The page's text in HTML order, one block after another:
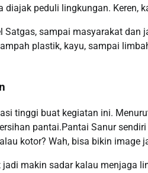
peduli lingkungan. Keren,
sampai masyarakat dan
plastik, kayu, sampai
tinggi buat kegiatan ini.
pantai.Pantai Sanur
kotor? Wah, bisa bikin image
makin sadar kalau menjaga